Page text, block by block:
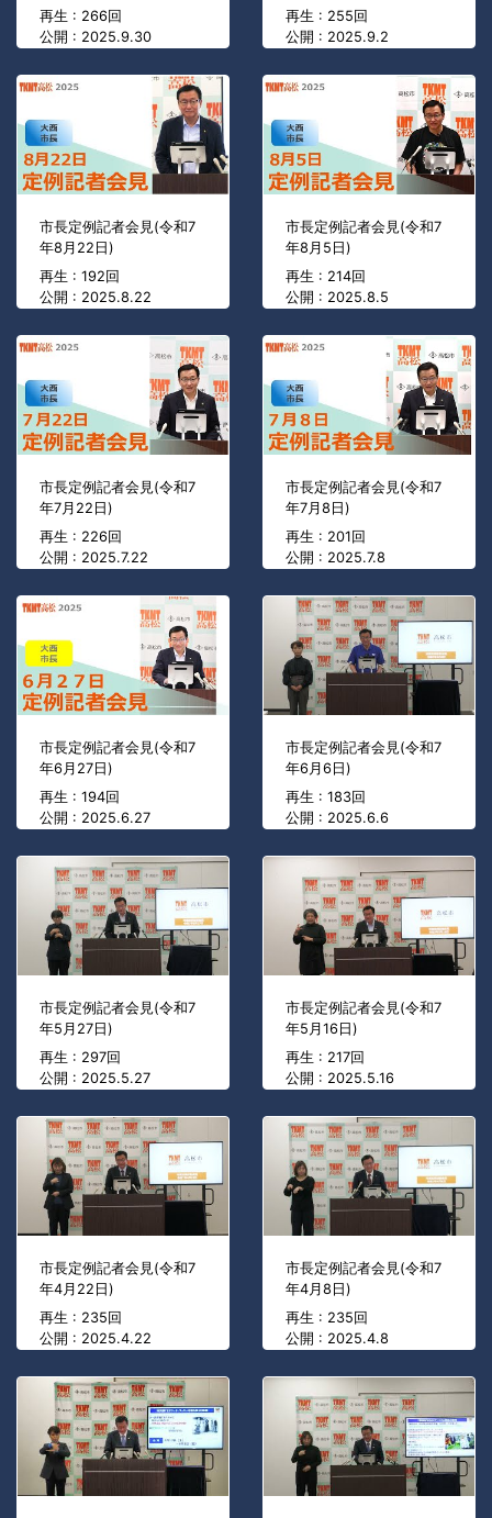
再生 : 266回
公開 : 2025.9.30
再生 : 255回
公開 : 2025.9.2
市長定例記者会見(令和7
年8月22日)
再生 : 192回
公開 : 2025.8.22
市長定例記者会見(令和7
年8月5日)
再生 : 214回
公開 : 2025.8.5
市長定例記者会見(令和7
年7月22日)
再生 : 226回
公開 : 2025.7.22
市長定例記者会見(令和7
年7月8日)
再生 : 201回
公開 : 2025.7.8
市長定例記者会見(令和7
年6月27日)
再生 : 194回
公開 : 2025.6.27
市長定例記者会見(令和7
年6月6日)
再生 : 183回
公開 : 2025.6.6
市長定例記者会見(令和7
年5月27日)
再生 : 297回
公開 : 2025.5.27
市長定例記者会見(令和7
年5月16日)
再生 : 217回
公開 : 2025.5.16
市長定例記者会見(令和7
年4月22日)
再生 : 235回
公開 : 2025.4.22
市長定例記者会見(令和7
年4月8日)
再生 : 235回
公開 : 2025.4.8